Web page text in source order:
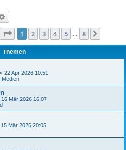
Seite 1von
1 2 3 4 5 8
Themen
« 22 Apr 2026 10:51
Medien
16 Mär 2026 16:07
15 Mär 2026 20:05